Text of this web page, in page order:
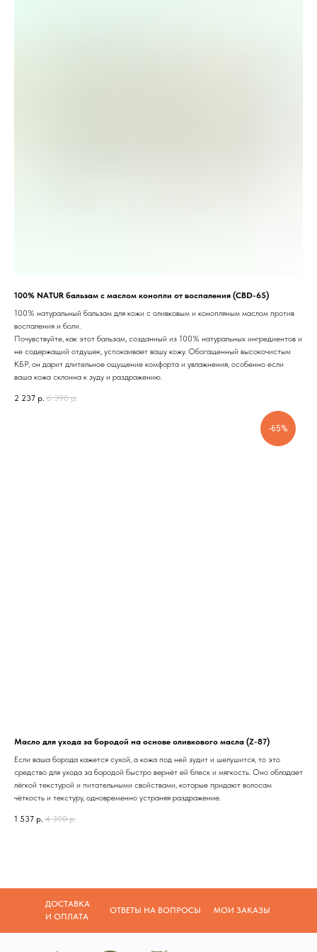
100% NATUR бальзам с маслом конопли от воспаления (CBD-65)
100% натуральный бальзам для кожи с оливковым и конопляным маслом против
воспаления и боли.
Почувствуйте, как этот бальзам, созданный из 100% натуральных ингредиентов и
не содержащий отдушек, успокаивает вашу кожу. Обогащенный высокочистым
КБР, он дарит длительное ощущение комфорта и увлажнения, особенно если
ваша кожа склонна к зуду и раздражению.
2 237 р. 6 390 р.
-65%
Масло для ухода за бородой на основе оливкового масла (Z-87)
Если ваша борода кажется сухой, а кожа под ней зудит и шелушится, то это
средство для ухода за бородой быстро вернёт ей блеск и мягкость. Оно обладает
лёгкой текстурой и питательными свойствами, которые придают волосам
чёткость и текстуру, одновременно устраняя раздражение.
1 537 р. 4 390 р.
ДОСТАВКА
И ОПЛАТА
ОТВЕТЫ НА ВОПРОСЫ МОИ ЗАКАЗЫ